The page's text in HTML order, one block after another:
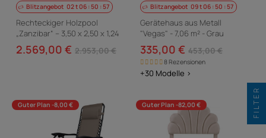
Blitzangebot 02t06 :50 :56
Rechteckiger Holzpool
„Zanzibar“ – 3,50 x 2,50 x 1,24
M
2.569,00 € 2.953,00 €
Blitzangebot 09t06 :50 :56
Gerätehaus aus Metall
"Vegas" - 7,06 m² - Grau
335,00 € 453,00 €
8 Rezensionen
+30 Modelle >
Guter Plan -8,00 € Guter Plan -82,00 € FILTER